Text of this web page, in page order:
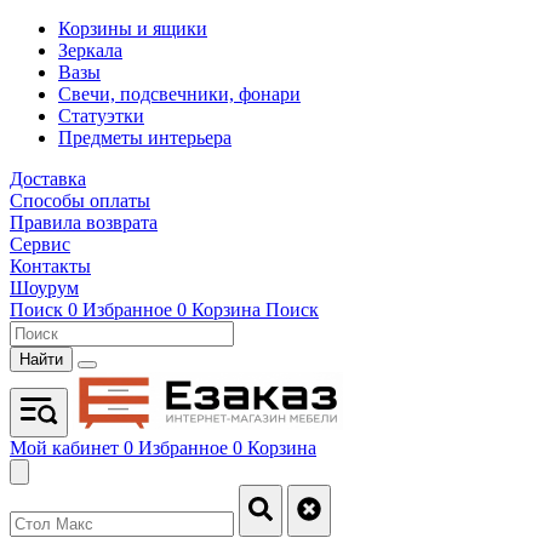
Корзины и ящики
Зеркала
Вазы
Свечи, подсвечники, фонари
Статуэтки
Предметы интерьера
Доставка
Способы оплаты
Правила возврата
Сервис
Контакты
Шоурум
Поиск 0 Избранное 0 Корзина Поиск
Найти
Мой кабинет 0 Избранное 0 Корзина